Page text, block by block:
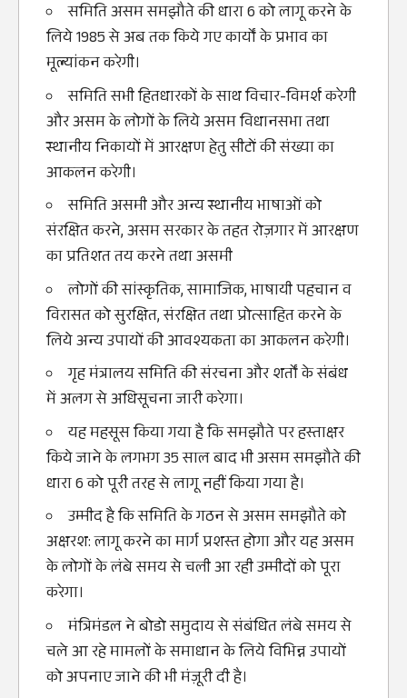
समिति असम समझौते की धारा 6 को लागू करने के
लिये 1985 से अब तक किये गए कार्यों के प्रभाव का
मूल्यांकन करेगी।
समिति सभी हितधारकों के साथ विचार-विमर्श करेगी
और असम के लोगों के लिये असम विधानसभा तथा
स्थानीय निकायों में आरक्षण हेतु सीटों की संख्या का
आकलन करेगी।
समिति असमी और अन्य स्थानीय भाषाओं को
संरक्षित करने, असम सरकार के तहत रोज़गार में आरक्षण
का प्रतिशत तय करने तथा असमी
लोगों की सांस्कृतिक, सामाजिक, भाषायी पहचान व
विरासत को सुरक्षित, संरक्षित तथा प्रोत्साहित करने के
लिये अन्य उपायों की आवश्यकता का आकलन करेगी।
गृह मंत्रालय समिति की संरचना और शर्तों के संबंध
में अलग से अधिसूचना जारी करेगा।
यह महसूस किया गया है कि समझौते पर हस्ताक्षर
किये जाने के लगभग 35 साल बाद भी असम समझौते की
धारा 6 को पूरी तरह से लागू नहीं किया गया है।
उम्मीद है कि समिति के गठन से असम समझौते को
अक्षरश: लागू करने का मार्ग प्रशस्त होगा और यह असम
के लोगों के लंबे समय से चली आ रही उम्मीदों को पूरा
करेगा।
मंत्रिमंडल ने बोडो समुदाय से संबंधित लंबे समय से
चले आ रहे मामलों के समाधान के लिये विभिन्न उपायों
को अपनाए जाने की भी मंज़ूरी दी है।